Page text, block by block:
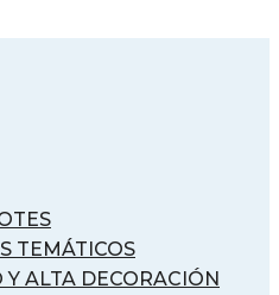
TEMÁTICOS
ALTA DECORACIÓN